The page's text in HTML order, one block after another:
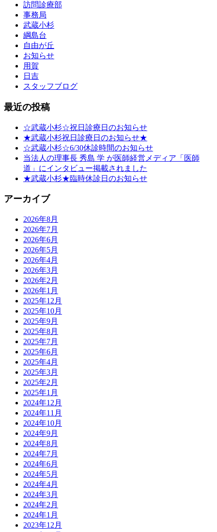
訪問診療部
事務局
武蔵小杉
綱島台
自由が丘
お知らせ
用賀
日吉
スタッフブログ
最近の投稿
☆武蔵小杉☆祝日診療日のお知らせ
★武蔵小杉祝日診療日のお知らせ★
☆武蔵小杉☆6/30休診時間のお知らせ
当法人の理事長 秀島 学 が医師経営メディア「医師
道」にインタビュー掲載されました
★武蔵小杉★臨時休診日のお知らせ
アーカイブ
2026年8月
2026年7月
2026年6月
2026年5月
2026年4月
2026年3月
2026年2月
2026年1月
2025年12月
2025年10月
2025年9月
2025年8月
2025年7月
2025年6月
2025年4月
2025年3月
2025年2月
2025年1月
2024年12月
2024年11月
2024年10月
2024年9月
2024年8月
2024年7月
2024年6月
2024年5月
2024年4月
2024年3月
2024年2月
2024年1月
2023年12月